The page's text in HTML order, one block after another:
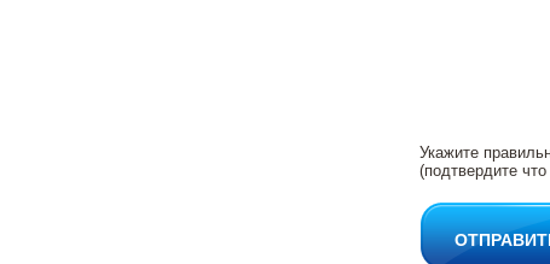
Укажите
(подтвердите